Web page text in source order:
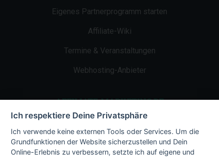
Eigenes Partnerprogramm starten
Affiliate-Wiki
Termine & Veranstaltungen
Webhosting-Anbieter
AFFILIATE-MARKETING.DE
Impressum
Kontakt
Ich respektiere Deine Privatsphäre
Ich verwende keine externen Tools oder Services. Um die
Grundfunktionen der Website sicherzustellen und Dein
Online-Erlebnis zu verbessern, setzte ich auf eigene und